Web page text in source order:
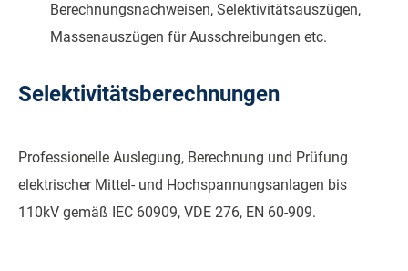
Berechnungsnachweisen, Selektivitätsauszügen,
Massenauszügen für Ausschreibungen etc.
Selektivitätsberechnungen
Professionelle Auslegung, Berechnung und Prüfung
elektrischer Mittel- und Hochspannungsanlagen bis
110kV gemäß IEC 60909, VDE 276, EN 60-909.